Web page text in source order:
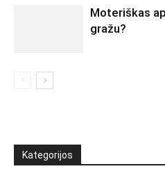
Moteriškas
gražu?
Kategorijos